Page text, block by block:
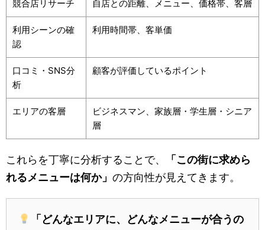
競合店リサーチ 自店との距離、メニュー、価格帯、客層
利用シーンの確
認
利用時間帯、客単価
口コミ・SNS分
析
顧客が評価しているポイント
エリアの客層
ビジネスマン、家族層・学生層・シニア
層
これらを丁寧に分析することで、
「この街に求めら
れるメニューは何か」 の方向性が見えてきます。
「どんなエリアに、どんなメニューが合うの